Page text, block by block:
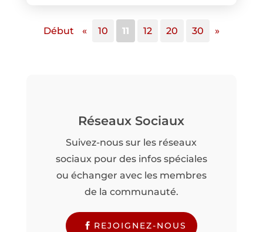
Début « 10 11 12 20 30 »
Réseaux Sociaux
Suivez-nous sur les réseaux
sociaux pour des infos spéciales
ou échanger avec les membres
de la communauté.
REJOIGNEZ-NOUS